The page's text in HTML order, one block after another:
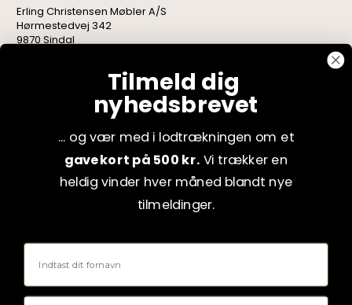
Erling Christensen Møbler A/S
Hørmestedvej 342
9870 Sindal
Tilmeld dig
nyhedsbrevet
... og vær med i lodtrækningen om et
gavekort på 500 kr. Vi trækker en
heldig vinder hver måned blandt nye
tilmeldinger.
Fornavn
Email